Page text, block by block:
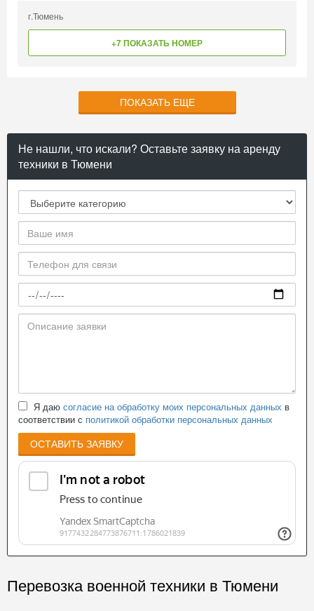
г.Тюмень
+7 ПОКАЗАТЬ НОМЕР
ПОКАЗАТЬ ЕЩЕ
Не нашли, что искали? Оставьте заявку на аренду
техники в Тюмени
Я даю согласие на обработку моих персональных данных в
соответствии с политикой обработки персональных данных
ОСТАВИТЬ ЗАЯВКУ
Перевозка военной техники в Тюмени